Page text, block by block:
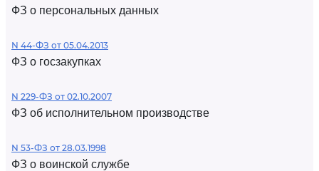
ФЗ о персональных данных
N 44-ФЗ от 05.04.2013
ФЗ о госзакупках
N 229-ФЗ от 02.10.2007
ФЗ об исполнительном производстве
N 53-ФЗ от 28.03.1998
ФЗ о воинской службе